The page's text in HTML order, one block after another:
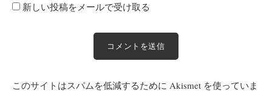
新しい投稿をメールで受け取る
このサイトはスパムを低減するために Akismet を使っていま